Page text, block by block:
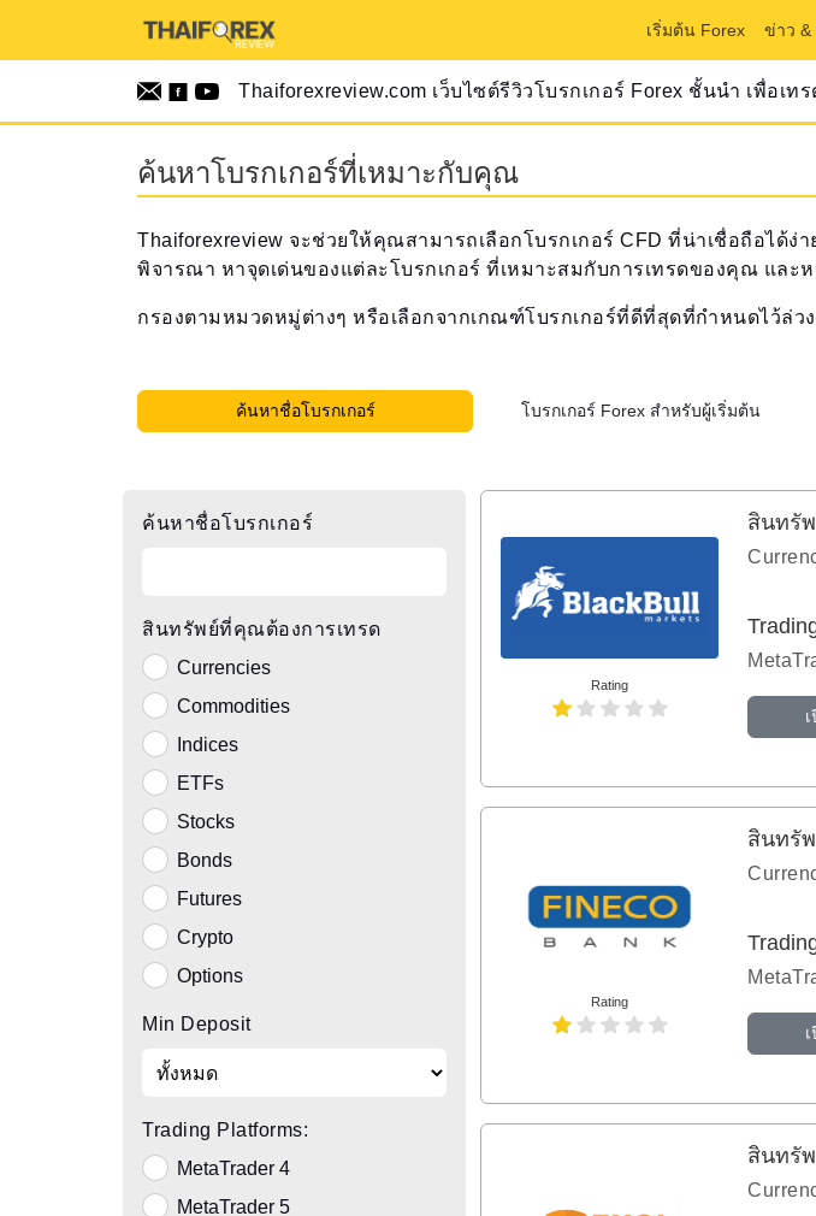
เริ่มต้น Forex ข่าว &
Thaiforexreview.com เว็บไซต์รีวิวโบรกเกอร์ Forex ชั้นนำ เพื่อเท
ค้นหาโบรกเกอร์ที่เหมาะกับคุณ
Thaiforexreview จะช่วยให้คุณสามารถเลือกโบรกเกอร์ CFD ที่น่าเชื่อถือได้
พิจารณา หาจุดเด่นของแต่ละโบรกเกอร์ ที่เหมาะสมกับการเทรดของคุณ และห
กรองตามหมวดหมู่ต่างๆ หรือเลือกจากเกณฑ์โบรกเกอร์ที่ดีที่สุดที่กำหนดไว้ล่ว
ค้นหาชื่อโบรกเกอร์ โบรกเกอร์ Forex สำหรับผู้เริ่มต้น
ค้นหาชื่อโบรกเกอร์
สินทรัพย์ที่คุณต้องการเทรด
Currencies
Commodities
Indices
ETFs
Stocks
Bonds
Futures
Crypto
Options
Min Deposit
Trading Platforms:
MetaTrader 4
MetaTrader 5
Rating
สินทรั
Rating
สินทรั
สินทรั